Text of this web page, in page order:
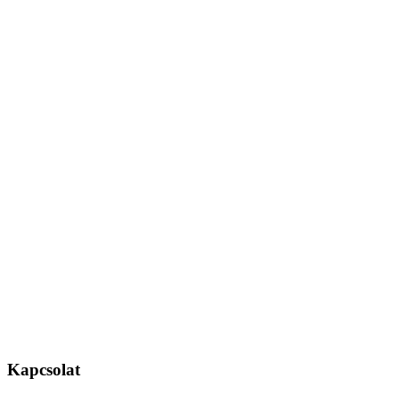
Kapcsolat